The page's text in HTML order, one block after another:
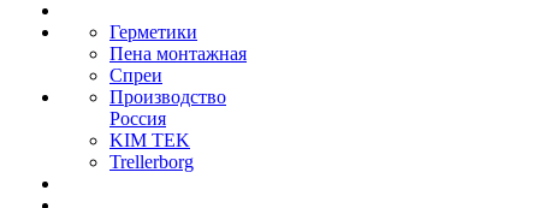
Герметики
Пена монтажная
Спреи
Производство
Россия
KIM TEK
Trellerborg